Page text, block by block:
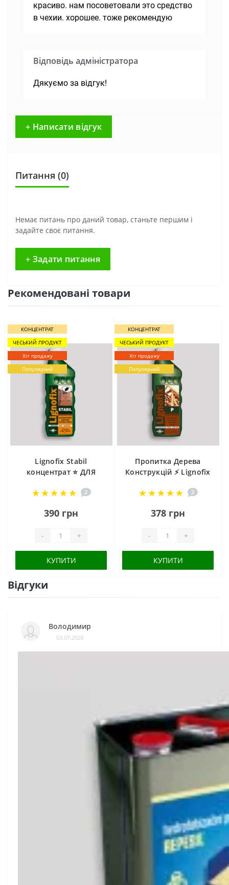
красиво. нам посоветовали это средство
в чехии. хорошее. тоже рекомендую
Відповідь адміністратора
Дякуємо за відгук!
+ Написати відгук
Питання (0)
Немає питань про даний товар, станьте першим і
задайте своє питання.
+ Задати питання
Рекомендовані товари
КОНЦЕНТРАТ
ЧЕСЬКИЙ ПРОДУКТ
Хіт продажу
Популярний
Lignofix Stabil
концентрат ⭐ ДЛЯ
ВНУТРІШНІХ РОБІТ ⭐
Пропитка Дерева
2
390 грн
- +
КУПИТИ
КОНЦЕНТРАТ
ЧЕСЬКИЙ ПРОДУКТ
Хіт продажу
Популярний
Пропитка Дерева
Конструкцій ⚡ Lignofix
від Грибків, Плісняви,
2
378 грн
- +
КУПИТИ
Відгуки
Володимир
03.07.2026